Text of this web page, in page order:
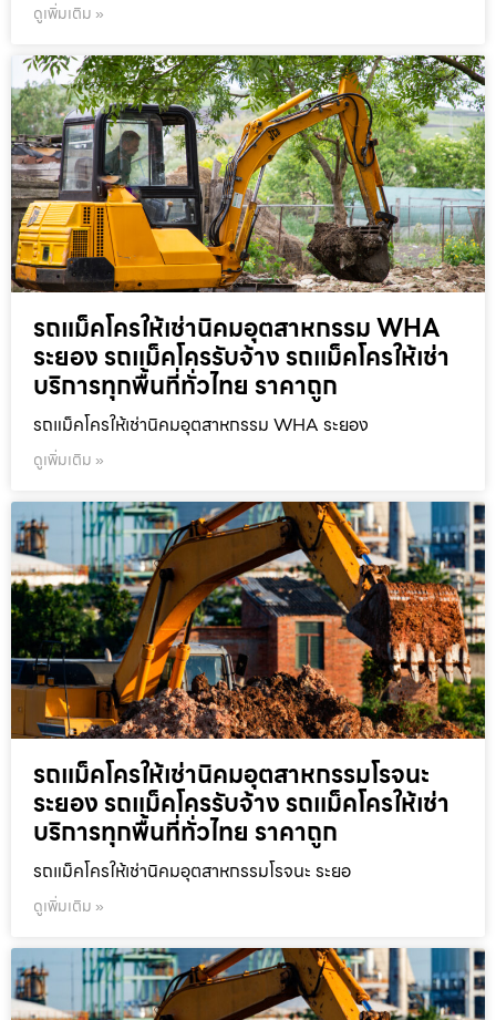
ดูเพิ่มเติม »
รถแม็คโครให้เช่านิคมอุตสาหกรรม WHA
ระยอง รถแม็คโครรับจ้าง รถแม็คโครให้เช่า
บริการทุกพื้นที่ทั่วไทย ราคาถูก
รถแม็คโครให้เช่านิคมอุตสาหกรรม WHA ระยอง
ดูเพิ่มเติม »
รถแม็คโครให้เช่านิคมอุตสาหกรรมโรจนะ
ระยอง รถแม็คโครรับจ้าง รถแม็คโครให้เช่า
บริการทุกพื้นที่ทั่วไทย ราคาถูก
รถแม็คโครให้เช่านิคมอุตสาหกรรมโรจนะ ระยอ
ดูเพิ่มเติม »